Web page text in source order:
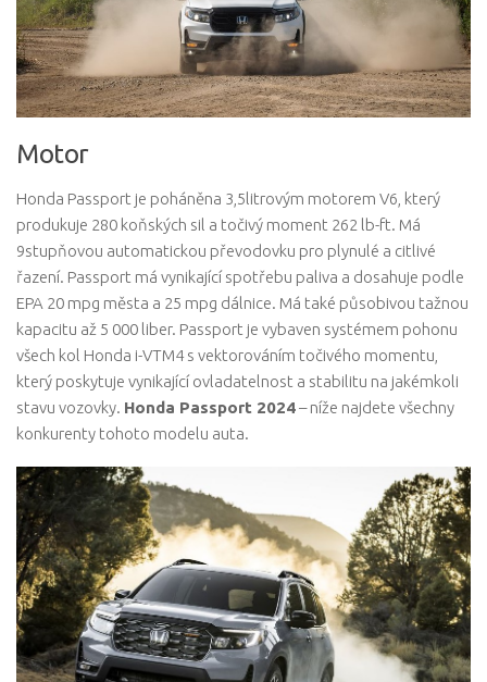
Motor
Honda Passport je poháněna 3,5litrovým motorem V6, který
produkuje 280 koňských sil a točivý moment 262 lb-ft. Má
9stupňovou automatickou převodovku pro plynulé a citlivé
řazení. Passport má vynikající spotřebu paliva a dosahuje podle
EPA 20 mpg města a 25 mpg dálnice. Má také působivou tažnou
kapacitu až 5 000 liber. Passport je vybaven systémem pohonu
všech kol Honda i-VTM4 s vektorováním točivého momentu,
který poskytuje vynikající ovladatelnost a stabilitu na jakémkoli
stavu vozovky. Honda Passport 2024– níže najdete všechny
konkurenty tohoto modelu auta.